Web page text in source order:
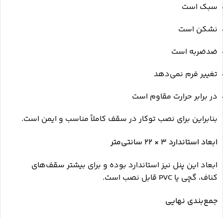
سبک است
نشکن است
ضدضربه است
تغییر فرم نمی‌دهد
در برابر حرارت مقاوم است
بنابراین برای نصب توکار در سقف کاملاً مناسب و ایمن است.
ابعاد استاندارد 3 × 22 سانتی‌متر
ابعاد این پنل نیز استاندارد بوده و برای بیشتر سقف‌های
کناف، گچی یا PVC قابل نصب است.
جمع‌بندی نهایی